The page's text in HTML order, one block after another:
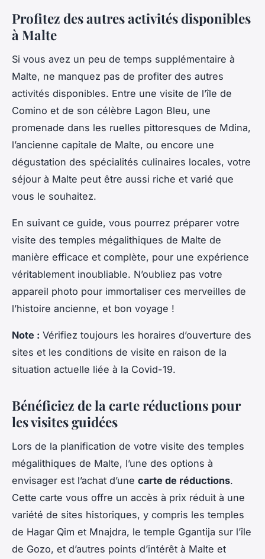
Profitez des autres activités disponibles
à Malte
Si vous avez un peu de temps supplémentaire à
Malte, ne manquez pas de profiter des autres
activités disponibles. Entre une visite de l’île de
Comino et de son célèbre Lagon Bleu, une
promenade dans les ruelles pittoresques de Mdina,
l’ancienne capitale de Malte, ou encore une
dégustation des spécialités culinaires locales, votre
séjour à Malte peut être aussi riche et varié que
vous le souhaitez.
En suivant ce guide, vous pourrez préparer votre
visite des temples mégalithiques de Malte de
manière efficace et complète, pour une expérience
véritablement inoubliable. N’oubliez pas votre
appareil photo pour immortaliser ces merveilles de
l’histoire ancienne, et bon voyage !
Note : Vérifiez toujours les horaires d’ouverture des
sites et les conditions de visite en raison de la
situation actuelle liée à la Covid-19.
Bénéficiez de la carte réductions pour
les visites guidées
Lors de la planification de votre visite des temples
mégalithiques de Malte, l’une des options à
envisager est l’achat d’une carte de réductions.
Cette carte vous offre un accès à prix réduit à une
variété de sites historiques, y compris les temples
de Hagar Qim et Mnajdra, le temple Ggantija sur l’île
de Gozo, et d’autres points d’intérêt à Malte et